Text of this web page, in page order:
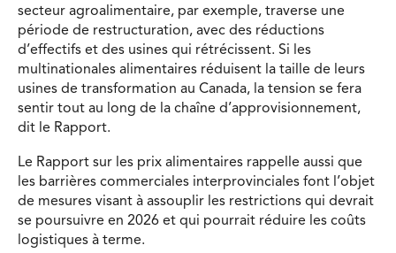
secteur agroalimentaire, par exemple, traverse une
période de restructuration, avec des réductions
d’effectifs et des usines qui rétrécissent. Si les
multinationales alimentaires réduisent la taille de leurs
usines de transformation au Canada, la tension se fera
sentir tout au long de la chaîne d’approvisionnement,
dit le Rapport.
Le Rapport sur les prix alimentaires rappelle aussi que
les barrières commerciales interprovinciales font l’objet
de mesures visant à assouplir les restrictions qui devrait
se poursuivre en 2026 et qui pourrait réduire les coûts
logistiques à terme.